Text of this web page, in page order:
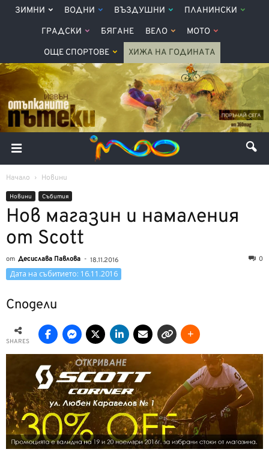
ЗИМНИ ВОДНИ ВЪЗДУШНИ ПЛАНИНСКИ
ГРАДСКИ БЯГАНЕ ВЕЛО МОТО
ОЩЕ СПОРТОВЕ ХИЖА НА ГОДИНАТА
Начало Новини
Новини Събития
Нов магазин и намаления
от Scott
от Десислава Павлова - 18.11.2016 0
Дата на събитието: 16.11.2016
Сподели
SHARES